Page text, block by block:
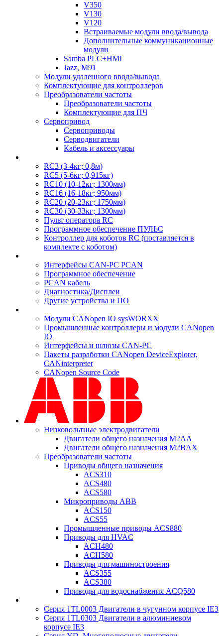
V350
V130
V120
Встраиваемые модули ввода/вывода
Дополнительные коммуникационные
модули
Samba PLC+HMI
Jazz, M91
Модули удаленного ввода/вывода
Комплектующие для контроллеров
Преобразователи частоты
Преобразователи частоты
Комплектующие для ПЧ
Сервопривод
Сервоприводы
Серводвигатели
Кабель и аксессуары
RC3 (3-4кг; 0,8м)
RC5 (5-6кг; 0,915кг)
RC10 (10-12кг; 1300мм)
RC16 (16-18кг; 950мм)
RC20 (20-23кг; 1750мм)
RC30 (30-33кг; 1300мм)
Пульт оператора RC
Программное обеспечение ПУЛЬС
Контроллер для коботов RC (поставляется в
комплекте с коботом)
Интерфейсы CAN-PC PCAN
Программное обеспечение
PCAN кабель
Диагностика/Дисплеи
Другие устройства и ПО
Модули CANopen IO sysWORXX
Промышленные контроллеры и модули CANopen
IO
Интерфейсы и шлюзы CAN-PC
Пакеты разработки CANopen DeviceExplorer,
CANinterpreter
CANopen Source Code
Низковольтные электродвигатели
Двигатели общего назначения M2AA
Двигатели общего назначения M2BAX
Преобразователи частоты
Приводы общего назначения
ACS310
ACS480
ACS580
Микроприводы ABB
ACS150
ACS55
Промышленные приводы ACS880
Приводы для HVAC
ACH480
ACH580
Приводы для машиностроения
ACS355
ACS380
Приводы для водоснабжения ACQ580
Серия 1TL0003 Двигатели в чугунном корпусе IE3
Серия 1TL0303 Двигатели в алюминиевом
корпусе IE3